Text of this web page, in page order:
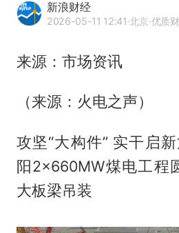
新浪财经
2026-05-11 12:41·北京·优质财
来源：市场资讯
（来源：火电之声）
攻坚“大构件” 实干启
阳2×660MW煤电工程
大板梁吊装